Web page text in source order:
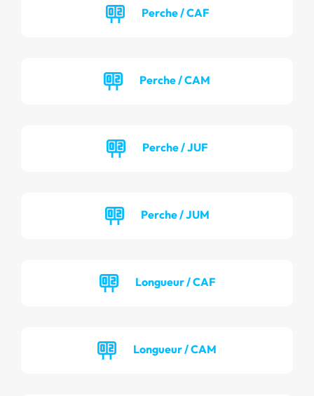
Perche / CAF
Perche / CAM
Perche / JUF
Perche / JUM
Longueur / CAF
Longueur / CAM